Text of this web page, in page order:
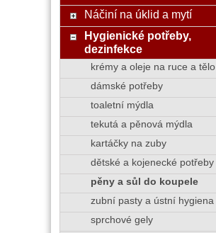
Náčiní na úklid a mytí
Hygienické potřeby,
dezinfekce
krémy a oleje na ruce a tělo
dámské potřeby
toaletní mýdla
tekutá a pěnová mýdla
kartáčky na zuby
dětské a kojenecké potřeby
pěny a sůl do koupele
zubní pasty a ústní hygiena
sprchové gely